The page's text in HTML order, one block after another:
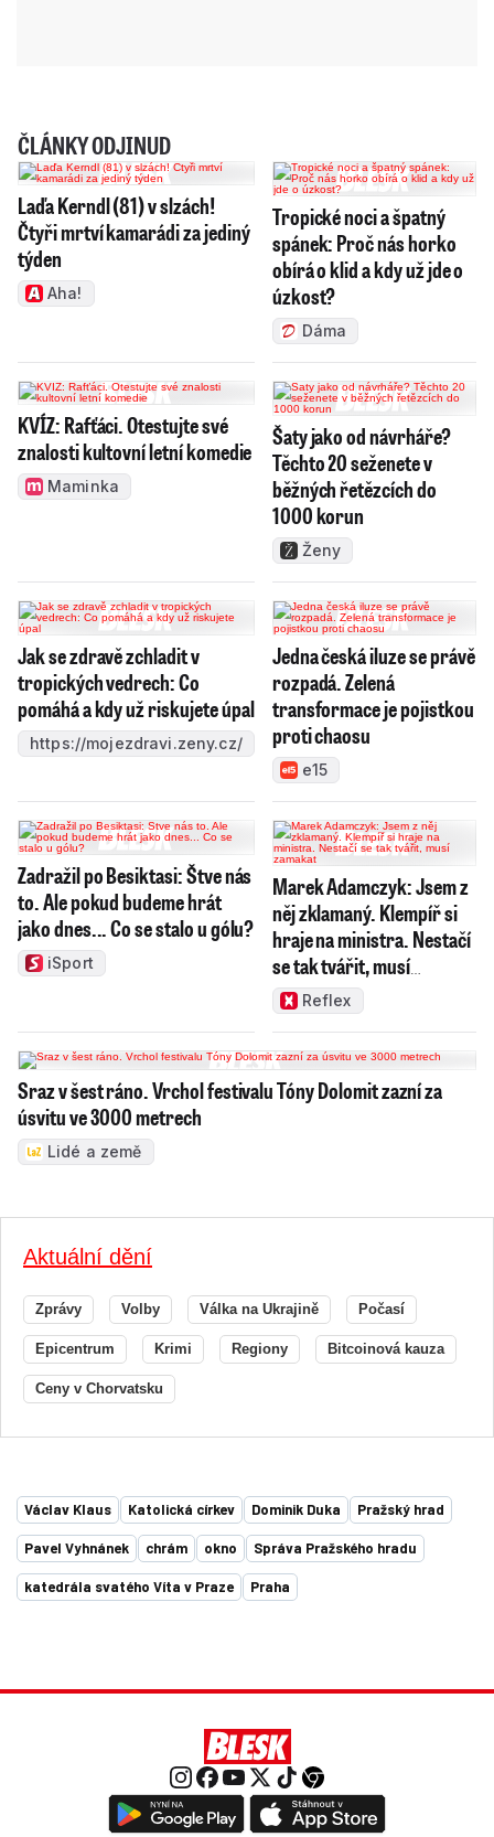
ČLÁNKY ODJINUD
Laďa Kerndl (81) v slzách!
Čtyři mrtví kamarádi za jediný
týden
Aha!
Tropické noci a špatný
spánek: Proč nás horko
obírá o klid a kdy už jde o
úzkost?
Dáma
KVÍZ: Rafťáci. Otestujte své
znalosti kultovní letní komedie
Maminka
Šaty jako od návrháře?
Těchto 20 seženete v
běžných řetězcích do
1000 korun
Ženy
Jak se zdravě zchladit v
tropických vedrech: Co
pomáhá a kdy už riskujete úpal
https://mojezdravi.zeny.cz/
Jedna česká iluze se právě
rozpadá. Zelená
transformace je pojistkou
proti chaosu
e15
Zadražil po Besiktasi: Štve nás
to. Ale pokud budeme hrát
jako dnes... Co se stalo u gólu?
iSport
Marek Adamczyk: Jsem z
něj zklamaný. Klempíř si
hraje na ministra. Nestačí
se tak tvářit, musí
zamakat
Reflex
Sraz v šest ráno. Vrchol festivalu Tóny Dolomit zazní za
úsvitu ve 3000 metrech
Lidé a země
Aktuální dění
Zprávy Volby Válka na Ukrajině Počasí
Epicentrum Krimi Regiony Bitcoinová kauza
Ceny v Chorvatsku
Václav Klaus Katolická církev Dominik Duka Pražský hrad
Pavel Vyhnánek chrám okno Správa Pražského hradu
katedrála svatého Víta v Praze Praha